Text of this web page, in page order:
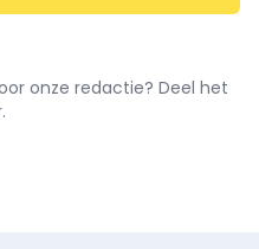
onze redactie? Deel het